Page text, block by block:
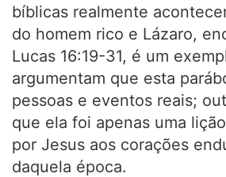
bíblicas realmente
do homem rico e Lázaro,
Lucas 16:19-31, é um
argumentam que esta
pessoas e eventos reais;
que ela foi apenas uma
por Jesus aos corações
daquela época.